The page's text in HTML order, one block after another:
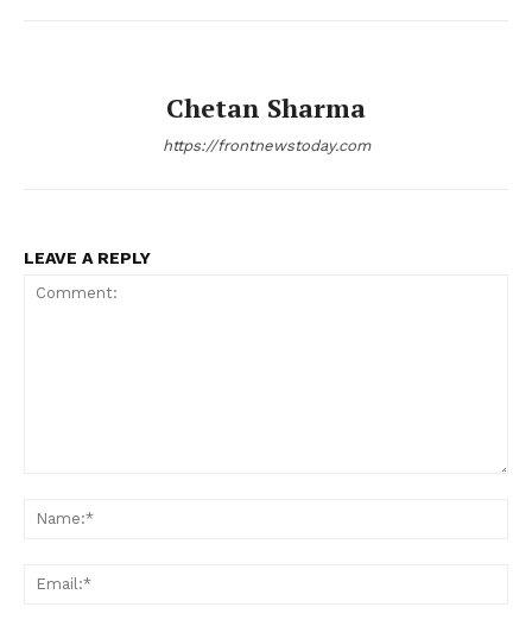
Chetan Sharma
https://frontnewstoday.com
LEAVE A REPLY